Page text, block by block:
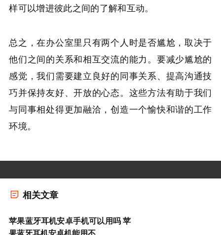
样可以增进彼此之间的了解和互动。
总之，在办公室里只有两个人时是否尴尬，取决于
他们之间的关系和相互交流的能力。要减少尴尬的
感觉，我们需要建立良好的同事关系、提高沟通技
巧并保持友好、开放的心态。这些方法有助于我们
与同事相处得更加融洽，创造一个愉快和谐的工作
环境。
相关文章
苹果蓝牙耳机安卓手机可以用吗 苹